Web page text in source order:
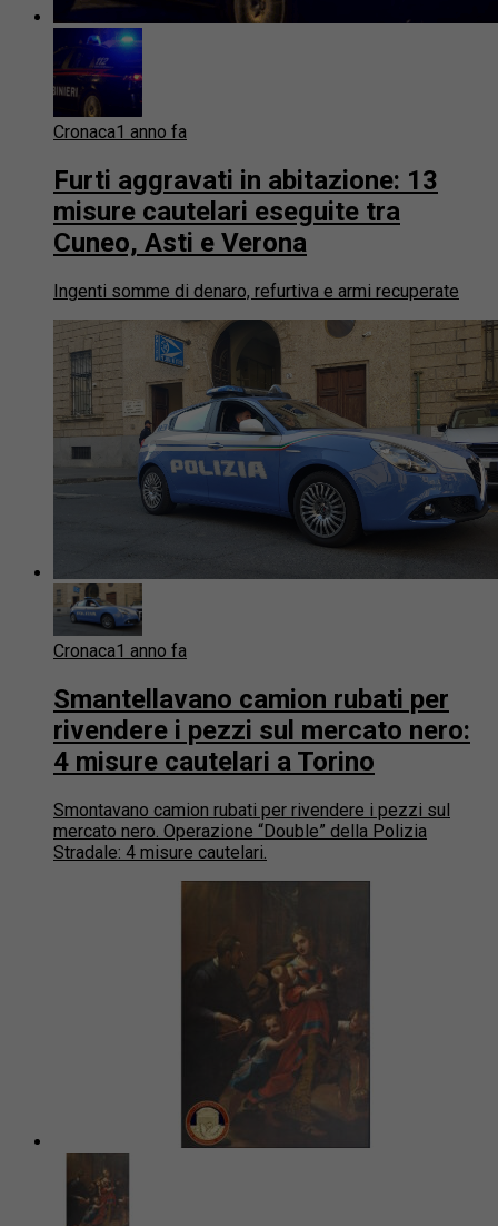
Cronaca1 anno fa
Furti aggravati in abitazione: 13
misure cautelari eseguite tra
Cuneo, Asti e Verona
Ingenti somme di denaro, refurtiva e armi recuperate
Cronaca1 anno fa
Smantellavano camion rubati per
rivendere i pezzi sul mercato nero:
4 misure cautelari a Torino
Smontavano camion rubati per rivendere i pezzi sul
mercato nero. Operazione “Double” della Polizia
Stradale: 4 misure cautelari.